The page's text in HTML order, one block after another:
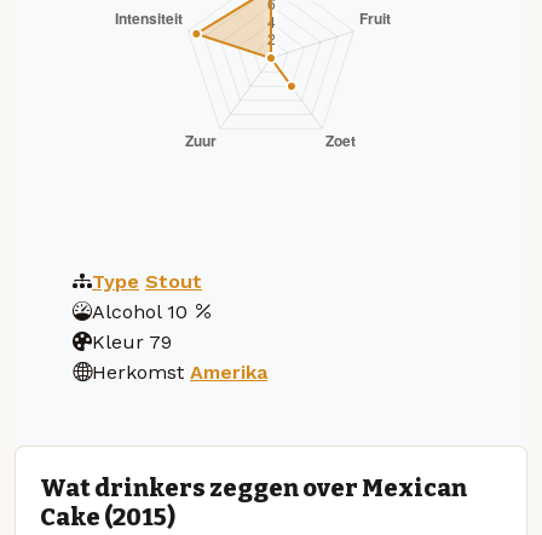
Type Stout
Alcohol 10
Kleur 79
Herkomst Amerika
Wat drinkers zeggen over Mexican
Cake (2015)